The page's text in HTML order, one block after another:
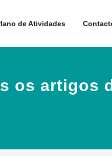
de Atividades
os artigos